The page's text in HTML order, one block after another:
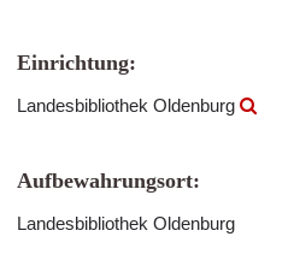
Einrichtung:
Landesbibliothek Oldenburg
Aufbewahrungsort:
Landesbibliothek Oldenburg